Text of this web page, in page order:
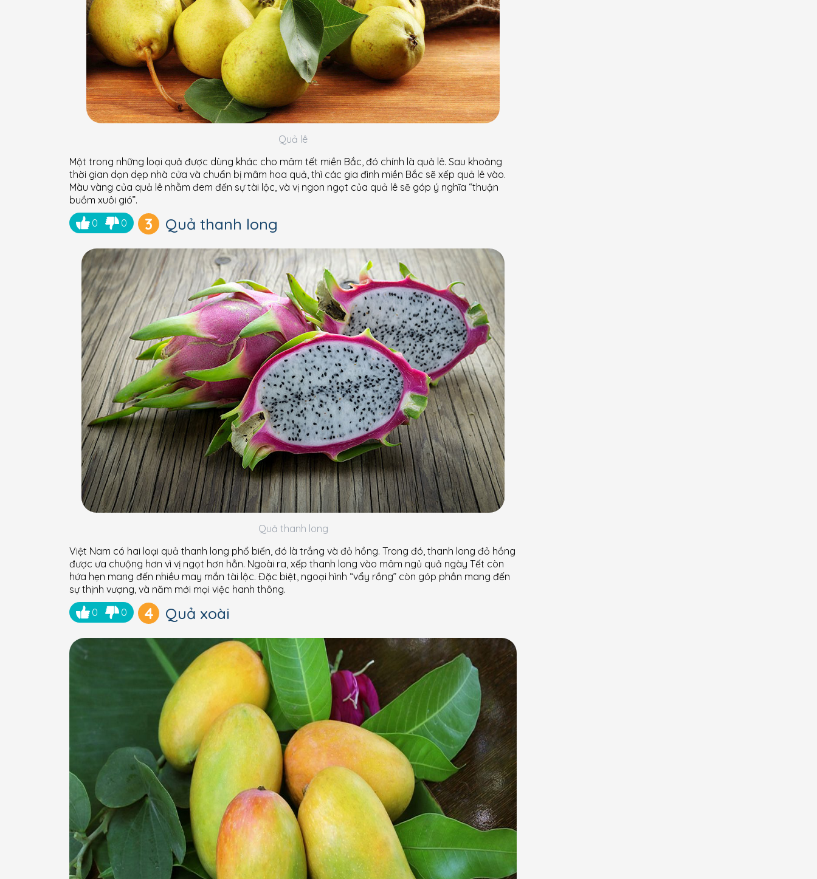
Quả lê
Một trong những loại quả được dùng khác cho mâm tết miền Bắc, đó chính là quả lê. Sau khoảng
thời gian dọn dẹp nhà cửa và chuẩn bị mâm hoa quả, thì các gia đình miền Bắc sẽ xếp quả lê vào.
Màu vàng của quả lê nhằm đem đến sự tài lộc, và vị ngon ngọt của quả lê sẽ góp ý nghĩa “thuận
buồm xuôi gió”.
0
0 3 Quả thanh long
Quả thanh long
Việt Nam có hai loại quả thanh long phổ biến, đó là trắng và đỏ hồng. Trong đó, thanh long đỏ hồng
được ưa chuộng hơn vì vị ngọt hơn hẳn. Ngoài ra, xếp thanh long vào mâm ngủ quả ngày Tết còn
hứa hẹn mang đến nhiều may mắn tài lộc. Đặc biệt, ngoại hình “vẩy rồng” còn góp phần mang đến
sự thịnh vượng, và năm mới mọi việc hanh thông.
0
0 4 Quả xoài